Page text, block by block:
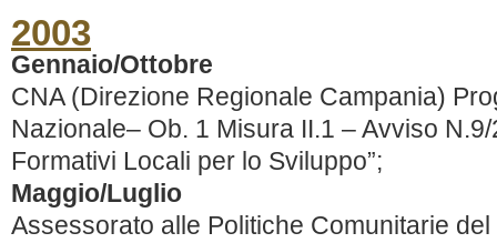
2003
Gennaio/Ottobre
CNA (Direzione Regionale Campania)
Nazionale– Ob. 1 Misura II.1 – Avviso
Formativi Locali per lo Sviluppo”;
Maggio/Luglio
Assessorato alle Politiche Comunitarie